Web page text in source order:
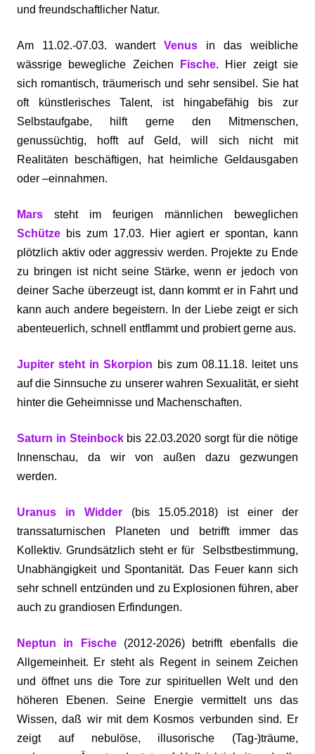
und freundschaftlicher Natur.
Am 11.02.-07.03. wandert Venus in das weibliche
wässrige bewegliche Zeichen
Fische. Hier zeigt sie
sich romantisch, träumerisch und sehr sensibel. Sie hat
oft künstlerisches Talent, ist hingabefähig bis zur
Selbstaufgabe, hilft gerne den Mitmenschen,
genussüchtig, hofft auf Geld, will sich nicht mit
Realitäten beschäftigen, hat heimliche Geldausgaben
oder –einnahmen.
Mars steht im feurigen männlichen beweglichen
Schütze bis zum 17.03. Hier agiert er spontan, kann
plötzlich aktiv oder aggressiv werden. Projekte zu Ende
zu bringen ist nicht seine Stärke, wenn er jedoch von
deiner Sache überzeugt ist, dann kommt er in Fahrt und
kann auch andere begeistern. In der Liebe zeigt er sich
abenteuerlich, schnell entflammt und probiert gerne aus.
Jupiter steht in Skorpion bis zum 08.11.18. leitet uns
auf die Sinnsuche zu unserer wahren Sexualität, er sieht
hinter die Geheimnisse und Machenschaften.
Saturn in Steinbockbis 22.03.2020 sorgt für die nötige
Innenschau, da wir von außen dazu gezwungen
werden.
Uranus in Widder(bis 15.05.2018) ist einer der
transsaturnischen Planeten und betrifft immer das
Kollektiv. Grundsätzlich steht er für Selbstbestimmung,
Unabhängigkeit und Spontanität. Das Feuer kann sich
sehr schnell entzünden und zu Explosionen führen, aber
auch zu grandiosen Erfindungen.
Neptun in Fische(2012-2026) betrifft ebenfalls die
Allgemeinheit. Er steht als Regent in seinem Zeichen
und öffnet uns die Tore zur spirituellen Welt und den
höheren Ebenen. Seine Energie vermittelt uns das
Wissen, daß wir mit dem Kosmos verbunden sind. Er
zeigt auf nebulöse, illusorische (Tag-)träume,